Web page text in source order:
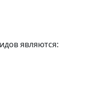
являются: